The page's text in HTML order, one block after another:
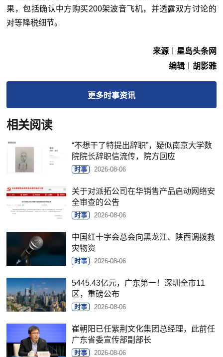
果，包括确认中方购买200架波音飞机，并透露双方讨论的
对等降税细节。
来源︱星岛头条网
编辑︱胡影雅
更多时事资讯
相关阅读
“不想干了特提出辞职”，疑似南京大学数
院院长辞职信流传，院方回应
时事 2026-08-06
关于对派拓公司在华销售产品启动网络安
全审查的公告
时事 2026-08-06
中国红十字会总会向黑龙江、陕西调拨救
灾物资
时事 2026-08-06
5445.43亿元，广东第一！深圳全市11
区，重磅公布
时事 2026-08-06
崔朝阳已任紫荆文化集团总经理，此前任
广东省委宣传部副部长
时事 2026-08-06